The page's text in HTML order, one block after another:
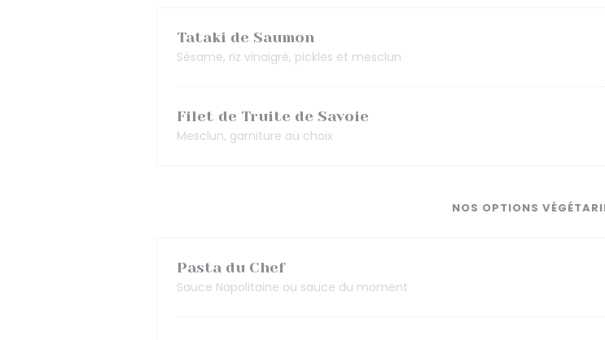
Tataki de Saumon
Sésame, riz vinaigré, pickles et mesclun
Filet de Truite de Savoie
Mesclun, garniture au choix
NOS OPTIONS
Pasta du Chef
Sauce Napolitaine ou sauce du moment